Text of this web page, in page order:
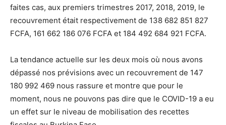
faites cas, aux premiers trimestres 2017, 2018, 2019, le
recouvrement était respectivement de 138 682 851 827
FCFA, 161 662 186 076 FCFA et 184 492 684 921 FCFA.
La tendance actuelle sur les deux mois où nous avons
dépassé nos prévisions avec un recouvrement de 147
180 992 469 nous rassure et montre que pour le
moment, nous ne pouvons pas dire que le COVID-19 a eu
un effet sur le niveau de mobilisation des recettes